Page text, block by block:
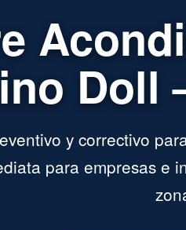
Doll
y correctivo
para empresas e